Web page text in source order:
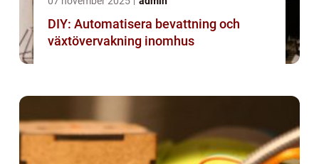
DIY: Automatisera bevattning och
växtövervakning inomhus